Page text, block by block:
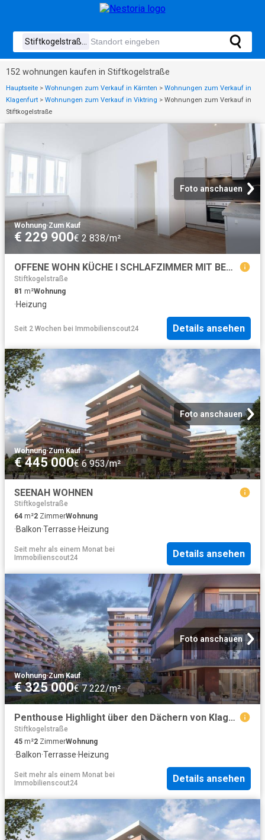
152 wohnungen kaufen in Stiftkogelstraße
Hauptseite > Wohnungen zum Verkauf in Kärnten > Wohnungen zum Verkauf in
Klagenfurt > Wohnungen zum Verkauf in Viktring > Wohnungen zum Verkauf in
Stiftkogelstraße
Foto anschauen
Wohnung·Zum Kauf
€ 229 900€ 2 838/m²
OFFENE WOHN KÜCHE I SCHLAFZIMMER MIT BEGEHBAREN KLEIDERSCHRANK I BADEWANNE I INNENSTAD LAGE I PROJEKT WOHNEN
Stiftkogelstraße
81 m²Wohnung
·Heizung
Seit 2 Wochen bei Immobilienscout24 Details ansehen
Foto anschauen
Wohnung·Zum Kauf
€ 445 000€ 6 953/m²
SEENAH WOHNEN
Stiftkogelstraße
64 m²2 ZimmerWohnung
·Balkon·Terrasse·Heizung
Seit mehr als einem Monat bei
Immobilienscout24
Details ansehen
Foto anschauen
Wohnung·Zum Kauf
€ 325 000€ 7 222/m²
Penthouse Highlight über den Dächern von Klagenfurt
Stiftkogelstraße
45 m²2 ZimmerWohnung
·Balkon·Terrasse·Heizung
Seit mehr als einem Monat bei
Immobilienscout24
Details ansehen